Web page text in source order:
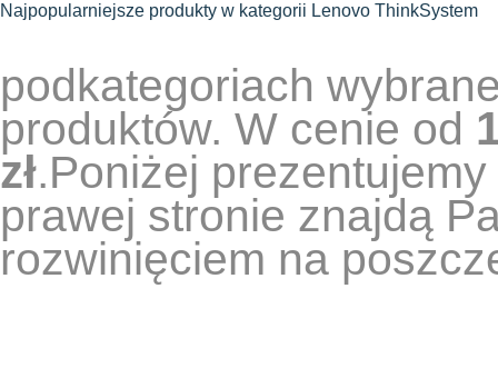
Najpopularniejsze produkty w kategorii Lenovo ThinkSystem
podkategoriach
produktów. W cenie od
zł.Poniżej
prawej stronie znajdą
rozwinięciem na